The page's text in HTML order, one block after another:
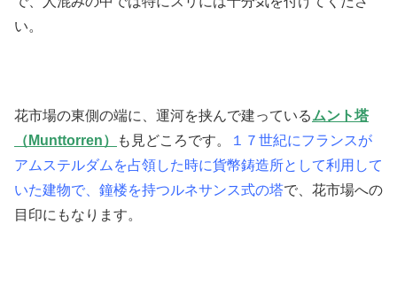
い。
花市場の東側の端に、運河を挟んで建っているムント塔
（ Munttorren） も見どころです。
１７世紀にフランスが
アムステルダムを占領した時に貨幣鋳造所として利用して
いた建物で、鐘楼を持つルネサンス式の塔で、花市場への
目印にもなります。